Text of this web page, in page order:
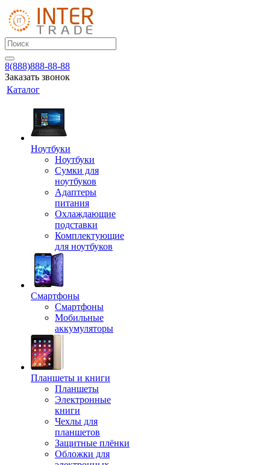
8(888)888-88-88
Заказать звонок
Каталог
Ноутбуки
Ноутбуки
Сумки для
ноутбуков
Адаптеры
питания
Охлаждающие
подставки
Комплектующие
для ноутбуков
Смартфоны
Смартфоны
Мобильные
аккумуляторы
Планшеты и книги
Планшеты
Электронные
книги
Чехлы для
планшетов
Защитные плёнки
Обложки для